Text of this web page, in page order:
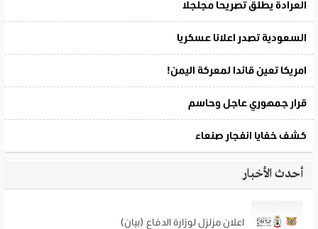
أحدث الأخبار
اعلان مزلزل لوزارة الدفاع (بيان)